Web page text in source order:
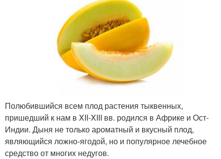
Полюбившийся всем плод растения тыквенных,
пришедший к нам в XII-XIII вв. родился в Африке и Ост-
Индии. Дыня не только ароматный и вкусный плод,
являющийся ложно-ягодой, но и популярное лечебное
средство от многих недугов.